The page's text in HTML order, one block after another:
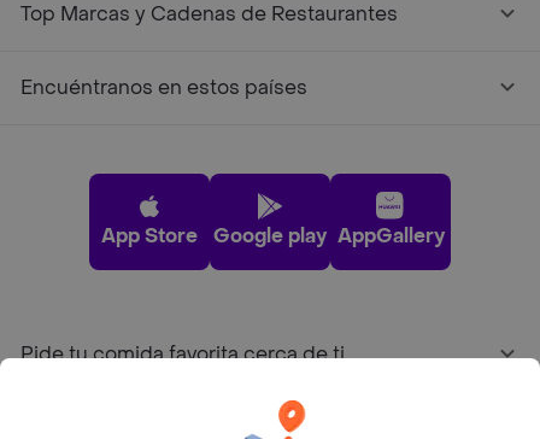
Top Marcas y Cadenas de Restaurantes
Encuéntranos en estos países
App Store Google play AppGallery
Pide tu comida favorita cerca de ti